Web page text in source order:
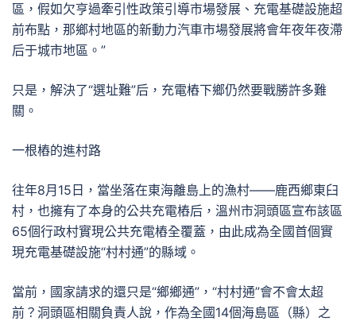
區，假如欠亨過牽引性政策引導市場發展、充電基礎設施超
前布點，那鄉村地區的新動力汽車市場發展將會年夜年夜滯
后于城市地區。”
只是，解決了“選址難”后，充電樁下鄉仍然要戰勝許多難
關。
一根樁的進村路
往年8月15日，當坐落在東海離島上的漁村——鹿西鄉東臼
村，也擁有了本身的公共充電樁后，溫州市洞頭區宣布該區
65個行政村實現公共充電樁全覆蓋，由此成為全國首個實
現充電基礎設施“村村通”的縣域。
當前，國家請求的還只是“鄉鄉通”，“村村通”會不會太超
前？洞頭區相關負責人說，作為全國14個海島區（縣）之